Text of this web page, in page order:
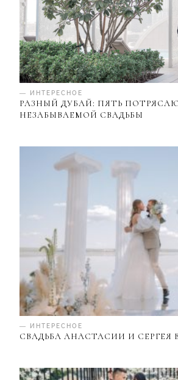
— ИНТЕРЕСНОЕ
РАЗНЫЙ ДУБАЙ: ПЯТЬ
НЕЗАБЫВАЕМОЙ СВАДЬБЫ
— ИНТЕРЕСНОЕ
СВАДЬБА АНАСТАСИИ И СЕРГЕЯ В